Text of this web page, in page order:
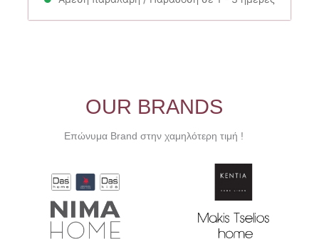
OUR BRANDS
Επώνυμα Brand στην χαμηλότερη τιμή !